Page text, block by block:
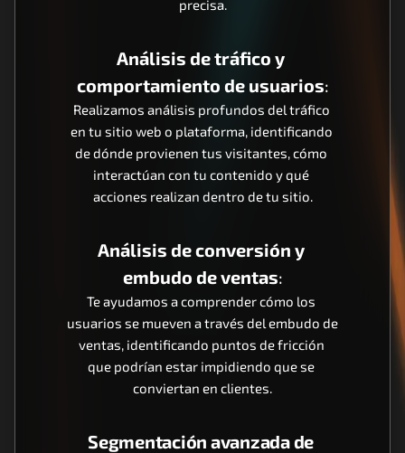
precisa.
Análisis de tráfico y
comportamiento de usuarios:
Realizamos análisis profundos del tráfico
en tu sitio web o plataforma, identificando
de dónde provienen tus visitantes, cómo
interactúan con tu contenido y qué
acciones realizan dentro de tu sitio.
Análisis de conversión y
embudo de ventas:
Te ayudamos a comprender cómo los
usuarios se mueven a través del embudo de
ventas, identificando puntos de fricción
que podrían estar impidiendo que se
conviertan en clientes.
Segmentación avanzada de